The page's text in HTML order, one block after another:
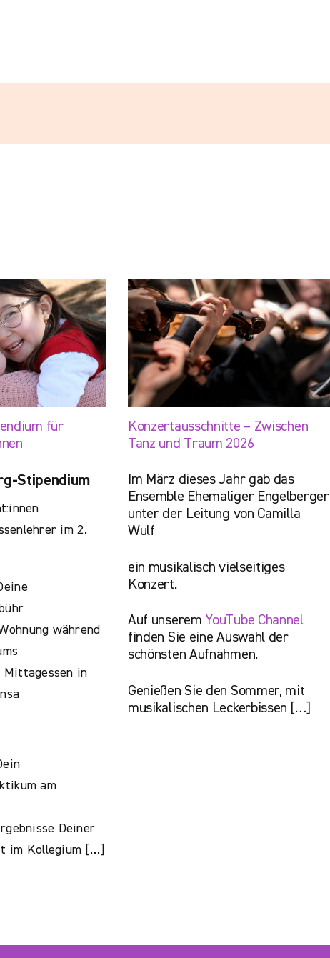
für
Stipendium
im 2.
während
Mittagessen in
am
Deiner
im Kollegium […]
Konzertausschnitte – Zwischen
Tanz und Traum 2026
Im März dieses Jahr gab das
Ensemble Ehemaliger Engelberger
unter der Leitung von Camilla
Wulf
ein musikalisch vielseitiges
Konzert.
Auf unserem YouTube Channel
finden Sie eine Auswahl der
schönsten Aufnahmen.
Genießen Sie den Sommer, mit
musikalischen Leckerbissen […]